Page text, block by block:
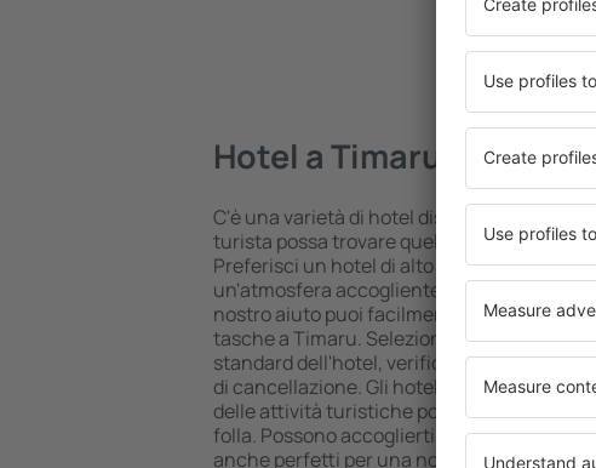
Hotel a Timaru
C'è una varietà di hotel disponibili a Timaru,
turista possa trovare quello più adatto alle
Preferisci un hotel di alto livello all
un'atmosfera accogliente e una
nostro aiuto puoi facilmente prenotare un
tasche a Timaru. Seleziona la
standard dell'hotel, verifica le modalità di
di cancellazione. Gli hotel a Timaru si
delle attività turistiche popolari, ma anche
folla. Possono accoglierti per una vacanza
anche perfetti per una notte di riposo